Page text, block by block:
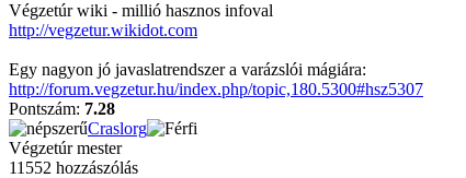
Végzetúr wiki - millió hasznos infoval
http://vegzetur.wikidot.com
Egy nagyon jó javaslatrendszer a varázslói mágiára:
http://forum.vegzetur.hu/index.php/topic,180.5300#hsz5307
Pontszám: 7.28
Craslorg
Végzetúr mester
11552 hozzászólás